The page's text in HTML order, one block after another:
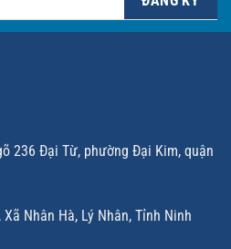
236 Đại Từ, phường Đại Kim, quận
Xã Nhân Hà, Lý Nhân, Tỉnh Ninh